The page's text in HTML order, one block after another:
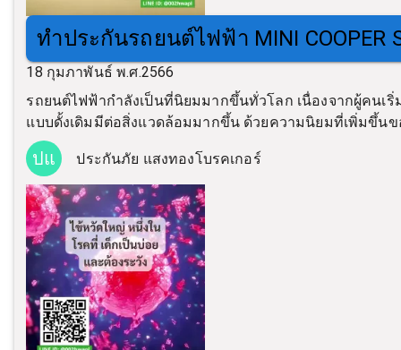
ทำประกันรถยนต์ไฟฟ้า MINI
18 กุมภาพันธ์ พ.ศ.2566
รถยนต์ไฟฟ้ากำลังเป็นที่นิยมมากขึ้นทั่วโลก เนื่องจากผู้คน
แบบดั้งเดิมมีต่อสิ่งแวดล้อมมากขึ้น ด้วยความนิยมที่เพิ่มขึ้น
ปแ ประกันภัย แสงทองโบรคเกอร์